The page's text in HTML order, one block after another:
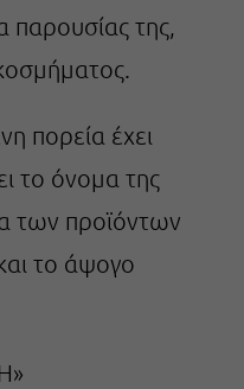
παρουσίας της,
πορεία έχει
το όνομα της
των προϊόντων
το άψογο